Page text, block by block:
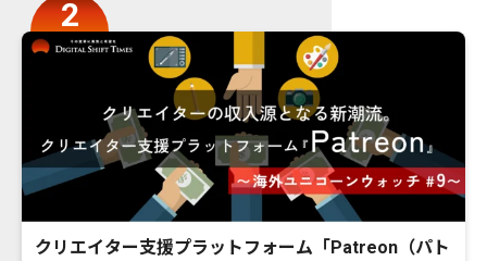
クリエイター支援プラットフォーム「Patreon（パト